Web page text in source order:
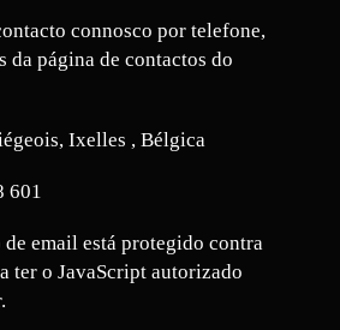
connosco por telefone,
da página de contactos do
Ixelles , Bélgica
601
de email está protegido contra
ter o JavaScript autorizado